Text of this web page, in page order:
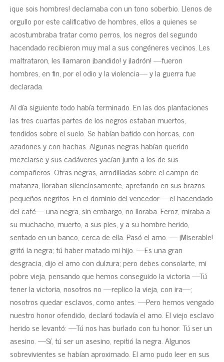
¡que sois hombres! declamaba con un tono soberbio. Llenos de
orgullo por este calificativo de hombres, ellos a quienes se
acostumbraba tratar como perros, los negros del segundo
hacendado recibieron muy mal a sus congéneres vecinos. Les
maltrataron, les llamaron ¡bandido! y ¡ladrón! —fueron
hombres, en fin, por el odio y la violencia— y la guerra fue
declarada.
Al día siguiente todo había terminado. En las dos plantaciones
las tres cuartas partes de los negros estaban muertos,
tendidos sobre el suelo. Se habían batido con horcas, con
azadones y con hachas. Algunas negras habían querido
mezclarse y sus cadáveres yacían junto a los de sus
compañeros. Otras negras, arrodilladas sobre el campo de
matanza, lloraban silenciosamente, apretando en sus brazos
pequeños negritos. En el dominio del vencedor —el hacendado
del café— una negra, sin embargo, no lloraba. Feroz, miraba a
su muchacho, muerto, a sus pies, y a su hombre herido,
sentado en un banco, cerca de ella. Pasó el amo. — ¡Miserable!
gritó la negra; tú haber matado mi hijo. —Es una gran
desgracia, dijo el amo con dulzura; pero debes consolarte, mi
pobre vieja, pensando que hemos conseguido la victoria —Tú
tener la victoria, nosotros no —replico la vieja, con ira—;
nosotros quedar esclavos, como antes. —Pero hemos vengado
nuestro honor ofendido, declaró todavía el amo. El viejo esclavo
herido se levantó: —Tú nos has burlado con tu honor. Tú ser un
asesino. —Sí, tú ser un asesino, repitió la negra. Algunos
sobrevivientes se habían aproximado. El amo pudo leer en sus